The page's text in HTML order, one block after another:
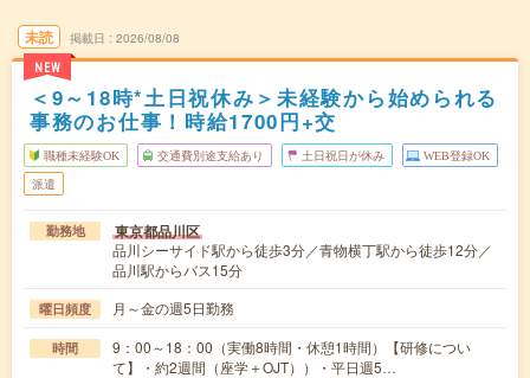
未読
NEW
掲載日 2026/08/08
＜9～18時*土日祝休み＞未経験から始められる
事務のお仕事！時給1700円+交
職種未経験OK 交通費別途支給あり 土日祝日が休み WEB登録OK
派遣
勤務地 東京都品川区
品川シーサイド駅から徒歩3分／青物横丁駅から徒歩12分／
品川駅からバス15分
曜日頻度 月～金の週5日勤務
時間
9：00～18：00（実働8時間・休憩1時間）【研修につい
て】・約2週間（座学＋OJT））・平日週5…